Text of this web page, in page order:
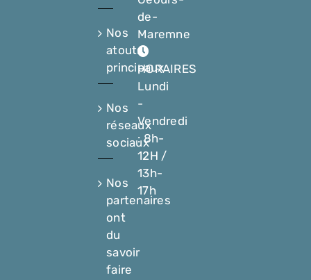
Nos
atouts
principaux
Nos
réseaux
sociaux
Nos
partenaires
ont
du
savoir
faire
de-
Maremne
HORAIRES
Lundi
-
Vendredi
: 8h-
12H /
13h-
17h